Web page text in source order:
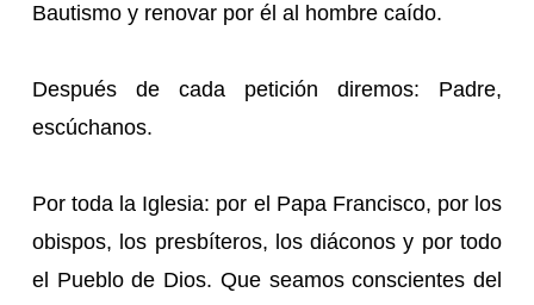
Bautismo y renovar por él al hombre caído.
Después de cada petición diremos: Padre,
escúchanos.
Por toda la Iglesia: por el Papa Francisco, por los
obispos, los presbíteros, los diáconos y por todo
el Pueblo de Dios. Que seamos conscientes del